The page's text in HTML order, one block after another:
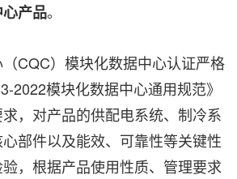
产品。
CQC）模块化数据中心认证严格
2022模块化数据中心通用规范》
，对产品的供配电系统、制冷系
部件以及能效、可靠性等关键性
，根据产品使用性质、管理要求